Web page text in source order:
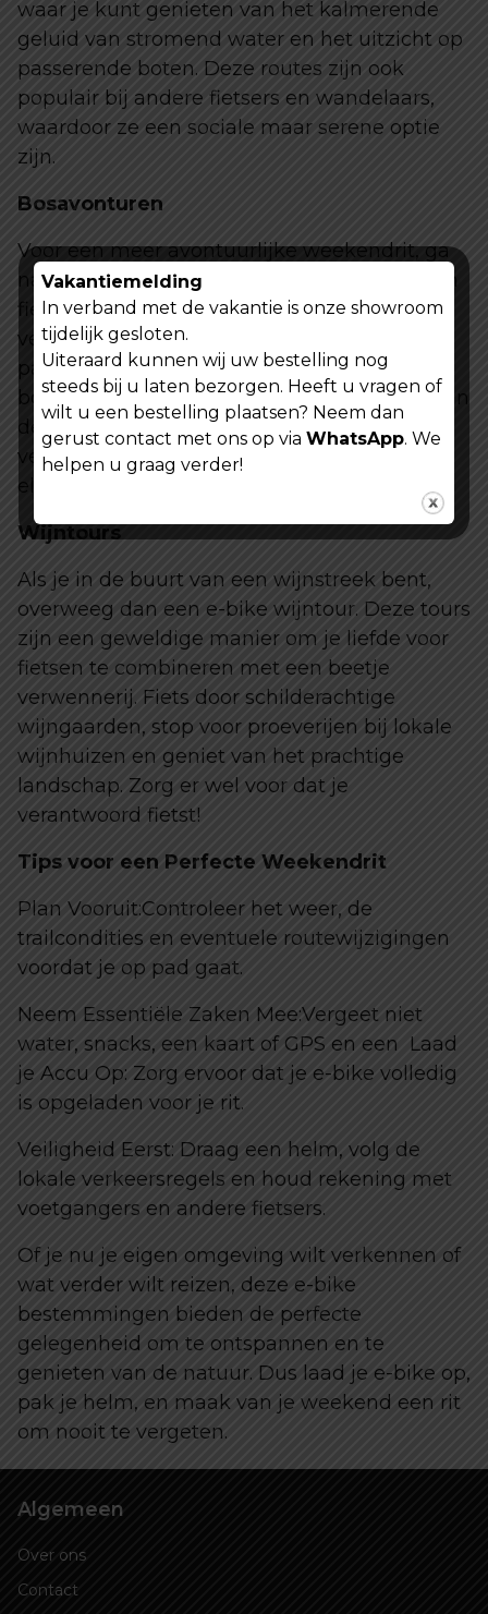
waar je kunt genieten van het kalmerende
geluid van stromend water en het uitzicht op
passerende boten. Deze routes zijn ook
populair bij andere fietsers en wandelaars,
waardoor ze een sociale maar serene optie
zijn.
Bosavonturen
Voor een meer avontuurlijke weekendrit, ga
naar een nabijgelegen bos met aangewezen
fietspaden. Bospaden bieden een
verscheidenheid aan terreinen, van gladde
paden tot meer ruige routes die door dichte
bossen slingeren. De natuurlijke schaduw van
de bomen houdt je koel, terwijl het steeds
veranderende landschap ervoor zorgt dat
elke rit als een nieuw avontuur voelt.
Wijntours
Als je in de buurt van een wijnstreek bent,
overweeg dan een e-bike wijntour. Deze tours
zijn een geweldige manier om je liefde voor
fietsen te combineren met een beetje
verwennerij. Fiets door schilderachtige
wijngaarden, stop voor proeverijen bij lokale
wijnhuizen en geniet van het prachtige
landschap. Zorg er wel voor dat je
verantwoord fietst!
Tips voor een Perfecte Weekendrit
Plan Vooruit:Controleer het weer, de
trailcondities en eventuele routewijzigingen
voordat je op pad gaat.
Neem Essentiële Zaken Mee:Vergeet niet
water, snacks, een kaart of GPS en een Laad
je Accu Op: Zorg ervoor dat je e-bike volledig
is opgeladen voor je rit.
Veiligheid Eerst: Draag een helm, volg de
lokale verkeersregels en houd rekening met
voetgangers en andere fietsers.
Of je nu je eigen omgeving wilt verkennen of
wat verder wilt reizen, deze e-bike
bestemmingen bieden de perfecte
gelegenheid om te ontspannen en te
genieten van de natuur. Dus laad je e-bike op,
pak je helm, en maak van je weekend een rit
om nooit te vergeten.
Algemeen
Over ons
Contact
Vakantiemelding
In verband met de vakantie is onze showroom
tijdelijk gesloten.
Uiteraard kunnen wij uw bestelling nog
steeds bij u laten bezorgen. Heeft u vragen of
wilt u een bestelling plaatsen? Neem dan
gerust contact met ons op via WhatsApp. We
helpen u graag verder!